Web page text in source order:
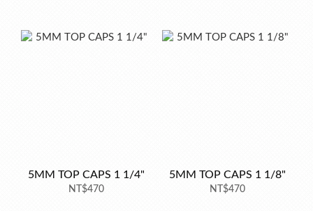
5MM TOP CAPS 1 1/4"
NT$470
5MM TOP CAPS 1 1/8"
NT$470